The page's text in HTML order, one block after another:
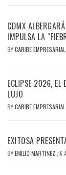
CDMX
IMPULSA LA
BYCARIBE EMPRESARIAL
ECLIPSE 2026, EL
LUJO
BYCARIBE EMPRESARIAL
EXITOSA
BYEMILIO MARTINEZ /6